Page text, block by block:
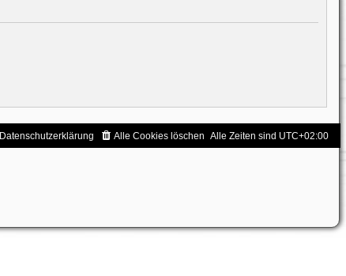
Alle Zeiten sind UTC+02:00
Alle Cookies löschen
Datenschutzerklärung